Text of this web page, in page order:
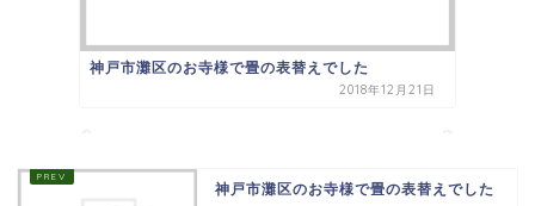
神戸市灘区のお寺様で畳の表替えでした
2018年12月21日
神戸市灘区のお寺様で畳の表替えでした